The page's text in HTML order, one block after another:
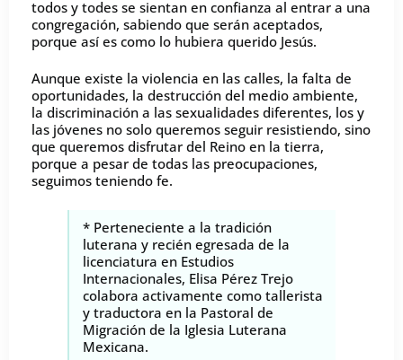
todos y todes se sientan en confianza al entrar a una
congregación, sabiendo que serán aceptados,
porque así es como lo hubiera querido Jesús.
Aunque existe la violencia en las calles, la falta de
oportunidades, la destrucción del medio ambiente,
la discriminación a las sexualidades diferentes, los y
las jóvenes no solo queremos seguir resistiendo, sino
que queremos disfrutar del Reino en la tierra,
porque a pesar de todas las preocupaciones,
seguimos teniendo fe.
* Perteneciente a la tradición
luterana y recién egresada de la
licenciatura en Estudios
Internacionales, Elisa Pérez Trejo
colabora activamente como tallerista
y traductora en la Pastoral de
Migración de la Iglesia Luterana
Mexicana.